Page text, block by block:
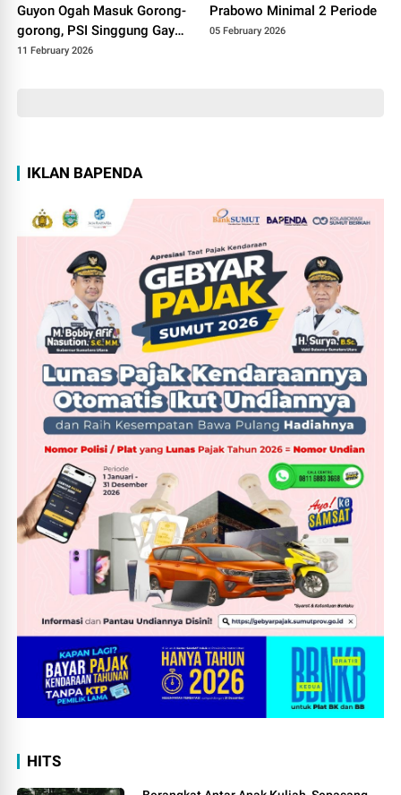
Guyon Ogah Masuk Gorong-
gorong, PSI Singgung Gaya
Kepemimpinan Jokowi yang
11 February 2026
Prabowo Minimal 2 Periode
05 February 2026
IKLAN BAPENDA
HITS